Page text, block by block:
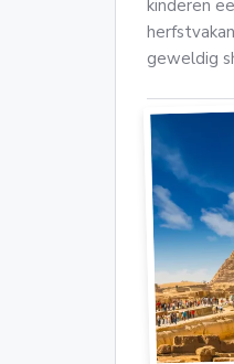
kinderen
geweldig